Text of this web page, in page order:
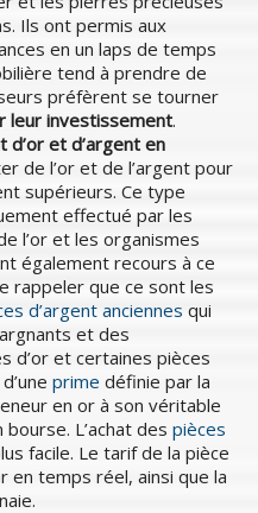
Ils ont permis aux
en un laps de temps
tend à prendre de
préfèrent se tourner
leur investissement.
d’or et d’argent en
de l’or et de l’argent pour
supérieurs. Ce type
effectué par les
l’or et les organismes
également recours à ce
rappeler que ce sont les
d’argent anciennes qui
et des
d’or et certaines pièces
prime définie par la
en or à son véritable
L’achat des pièces
facile. Le tarif de la pièce
en temps réel, ainsi que la